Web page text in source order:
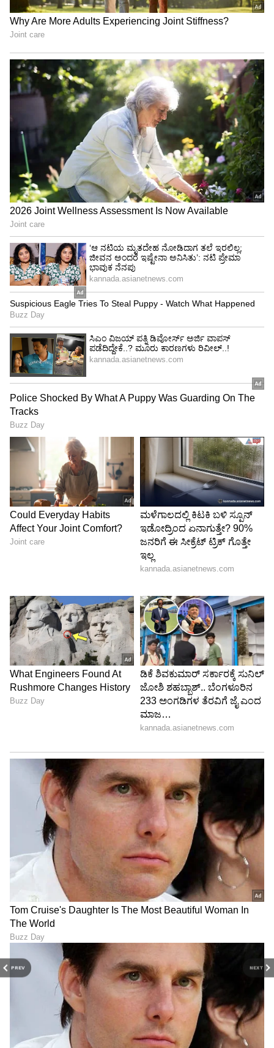
PREV NEXT
ಮಂತ್ರಮುಗ್ಧಗೊಳಿಸಿದೆ. ಸೋಶಿಯಲ್ ಮೀಡಿಯಾದಲ್ಲಂತೂ
ಈ ಚಿತ್ರದ ಕ್ಲೈಮ್ಯಾಕ್ಸ್ ಬಗ್ಗೆ ಫ್ಯಾನ್ ಥಿಯರಿಗಳು ಮತ್ತು
ನಿರ್ದೇಶಕ ಕರಿ ಬಾರ್ಕರ್ ಏನಂತಾರೆ?
ತನ್ನ ಸಿನಿಮಾ ಇಷ್ಟೊಂದು ದೊಡ್ಡ ಮಟ್ಟದಲ್ಲಿ ಸದ್ದು ಮಾಡುತ್ತದೆ
ಎಂದು ಸ್ವತಃ ನಿರ್ದೇಶಕ ಕರಿ ಬಾರ್ಕರ್ (Curry Barker)
ಕೂಡ ಊಹಿಸಿರಲಿಲ್ಲ. "ನಾವು ಈ ಸಿನಿಮಾವನ್ನು ತುಂಬಾ
ಸಣ್ಣ ಮಟ್ಟದಲ್ಲಿ, ಅತಿ ಕಡಿಮೆ ಸಂಪನ್ಮೂಲಗಳನ್ನು ಬಳಸಿ
ಮಾಡಿದ್ದೆವು. ಭಾರತದಂತಹ ದೇಶದಲ್ಲಿ ನಮ್ಮ ಸಿನಿಮಾವನ್ನು
ಇಷ್ಟೊಂದು ಜನ ಇಷ್ಟಪಡುತ್ತಾರೆ ಎಂದು ನಾನು ಕನಸಿನಲ್ಲೂ
ಅಂದುಕೊಂಡಿರಲಿಲ್ಲ. ಜಗತ್ತಿನ ಯಾವುದೇ ಮೂಲೆಯಲ್ಲಿ ಇದು
ಇಷ್ಟು ದೊಡ್ಡ ಹಿಟ್ ಆಗುತ್ತದೆ ಎಂಬ ನಿರೀಕ್ಷೆ ನನಗಿರಲಿಲ್ಲ. ಈಗ
ಸಿಗುತ್ತಿರುವ ಪ್ರತಿಕ್ರಿಯೆ ನೋಡಿ ನನಗೆ ಮಾತೇ ಬರುತ್ತಿಲ್ಲ,"
ಎಂದು ಕರಿ ಬಾರ್ಕರ್ ತಮ್ಮ ಅಚ್ಚರಿಯನ್ನು
ಹಂಚಿಕೊಂಡಿದ್ದಾರೆ.
ದಾಖಲೆಗಳ ಸುನಾಮಿ!
'ಫೋಕಸ್ ಫೀಚರ್ಸ್' ಸ್ಟುಡಿಯೋದ ಇತಿಹಾಸದಲ್ಲೇ ಅತಿ
ಪಾತ್ರವಾಗಿದೆ. ಅಮೆರಿಕಾದಲ್ಲಂತೂ ಇದು ನಾಲ್ಕನೇ
ವಾರಾಂತ್ಯದಲ್ಲಿಯೂ ಭರ್ಜರಿ ಕಲೆಕ್ಷನ್ ಮಾಡುವ ಮೂಲಕ
ಹಾರರ್ ಜಾನರ್‌ನಲ್ಲಿ ಹೊಸ ದಾಖಲೆ ಬರೆದಿದೆ.
ಒಟ್ಟಿನಲ್ಲಿ, "ಕಂಟೆಂಟ್ ಈಸ್ ಕಿಂಗ್" ಎಂಬುದನ್ನು 'ಒಬ್ಸೆಷನ್'
ಸಿನಿಮಾ ಮತ್ತೊಮ್ಮೆ ಸಾಬೀತುಪಡಿಸಿದೆ. ಸಿನಿಮಾ ಮಾಡಲು
ಕೋಟಿ ಕೋಟಿ ಹಣ ಬೇಕಿಲ್ಲ, ಗಟ್ಟಿಯಾದ ಕಥೆ ಮತ್ತು
ನಿರೂಪಣೆ ಇದ್ದರೆ ಸಾಕು ಎಂಬುದಕ್ಕೆ ಈ ಚಿತ್ರವೇ ಸಾಕ್ಷಿ. ನೀವು
ಮಾಡಲೇಬೇಕು!